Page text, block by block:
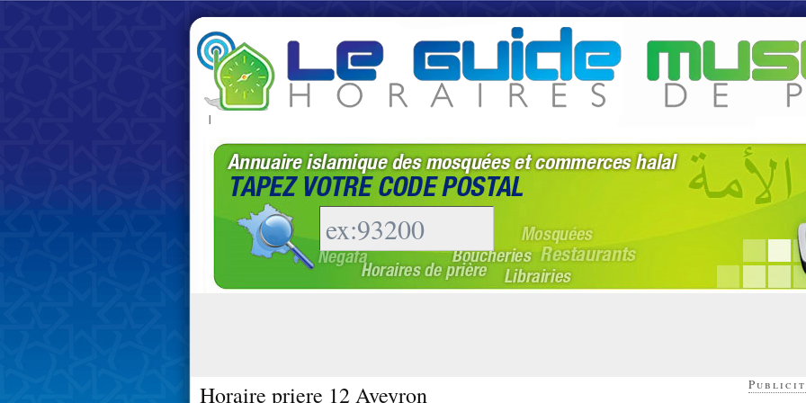
|
Horaire priere 12 Aveyron